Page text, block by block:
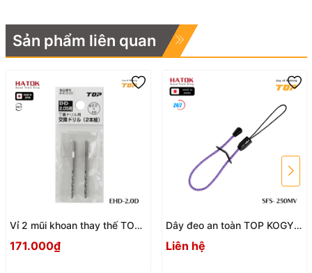
Sản phẩm liên quan
Vỉ 2 mũi khoan thay thế TOP
171.000₫
Dây đeo an toàn TOP KOGYO
SFS - 250MV
Liên hệ